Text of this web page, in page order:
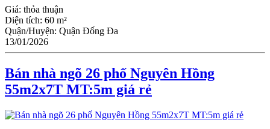
Giá: thỏa thuận
Diện tích: 60 m²
Quận/Huyện: Quận Đống Đa
13/01/2026
Bán nhà ngõ 26 phố Nguyên Hồng
55m2x7T MT:5m giá rẻ